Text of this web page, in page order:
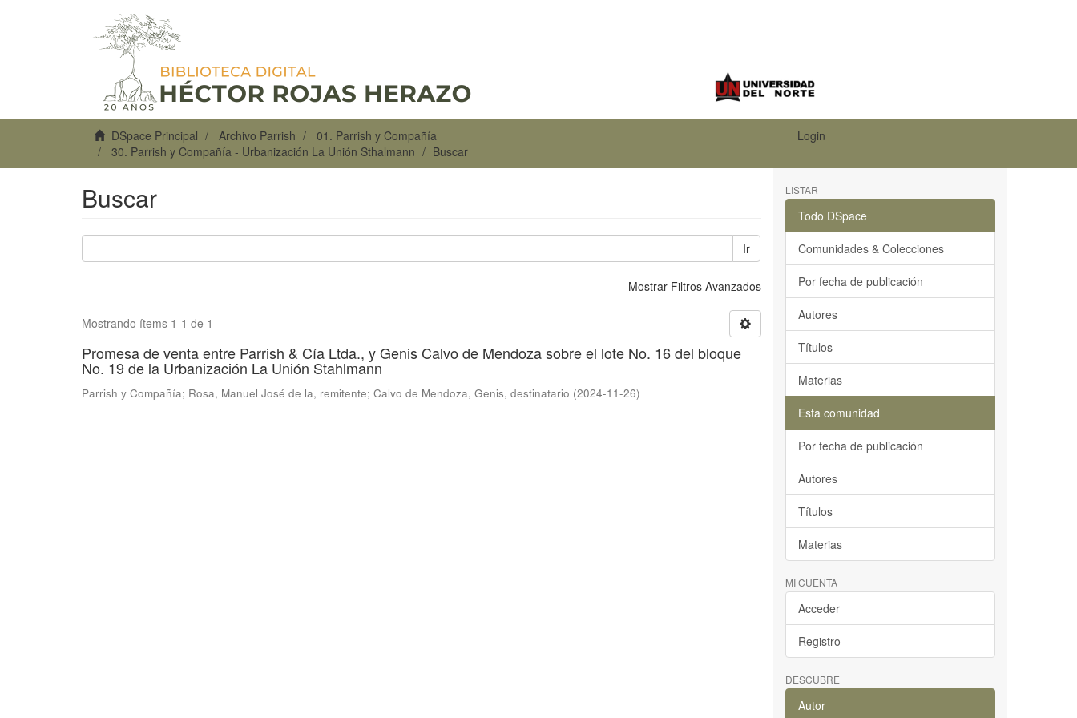
DSpace Principal Archivo Parrish
01. Parrish y Compañía
30. Parrish y Compañía - Urbanización La Unión Sthalmann
Buscar
Login
Buscar
Ir
Mostrar Filtros Avanzados
Mostrando ítems 1-1 de 1
Promesa de venta entre Parrish & Cía Ltda., y Genis Calvo de Mendoza sobre el lote No. 16 del bloque
No. 19 de la Urbanización La Unión Stahlmann
Parrish y Compañía; Rosa, Manuel José de la, remitente; Calvo de Mendoza, Genis, destinatario (2024-11-26)
LISTAR
Todo DSpace
Comunidades & Colecciones
Por fecha de publicación
Autores
Títulos
Materias
Esta comunidad
Por fecha de publicación
Autores
Títulos
Materias
MI CUENTA
Acceder
Registro
DESCUBRE
Autor